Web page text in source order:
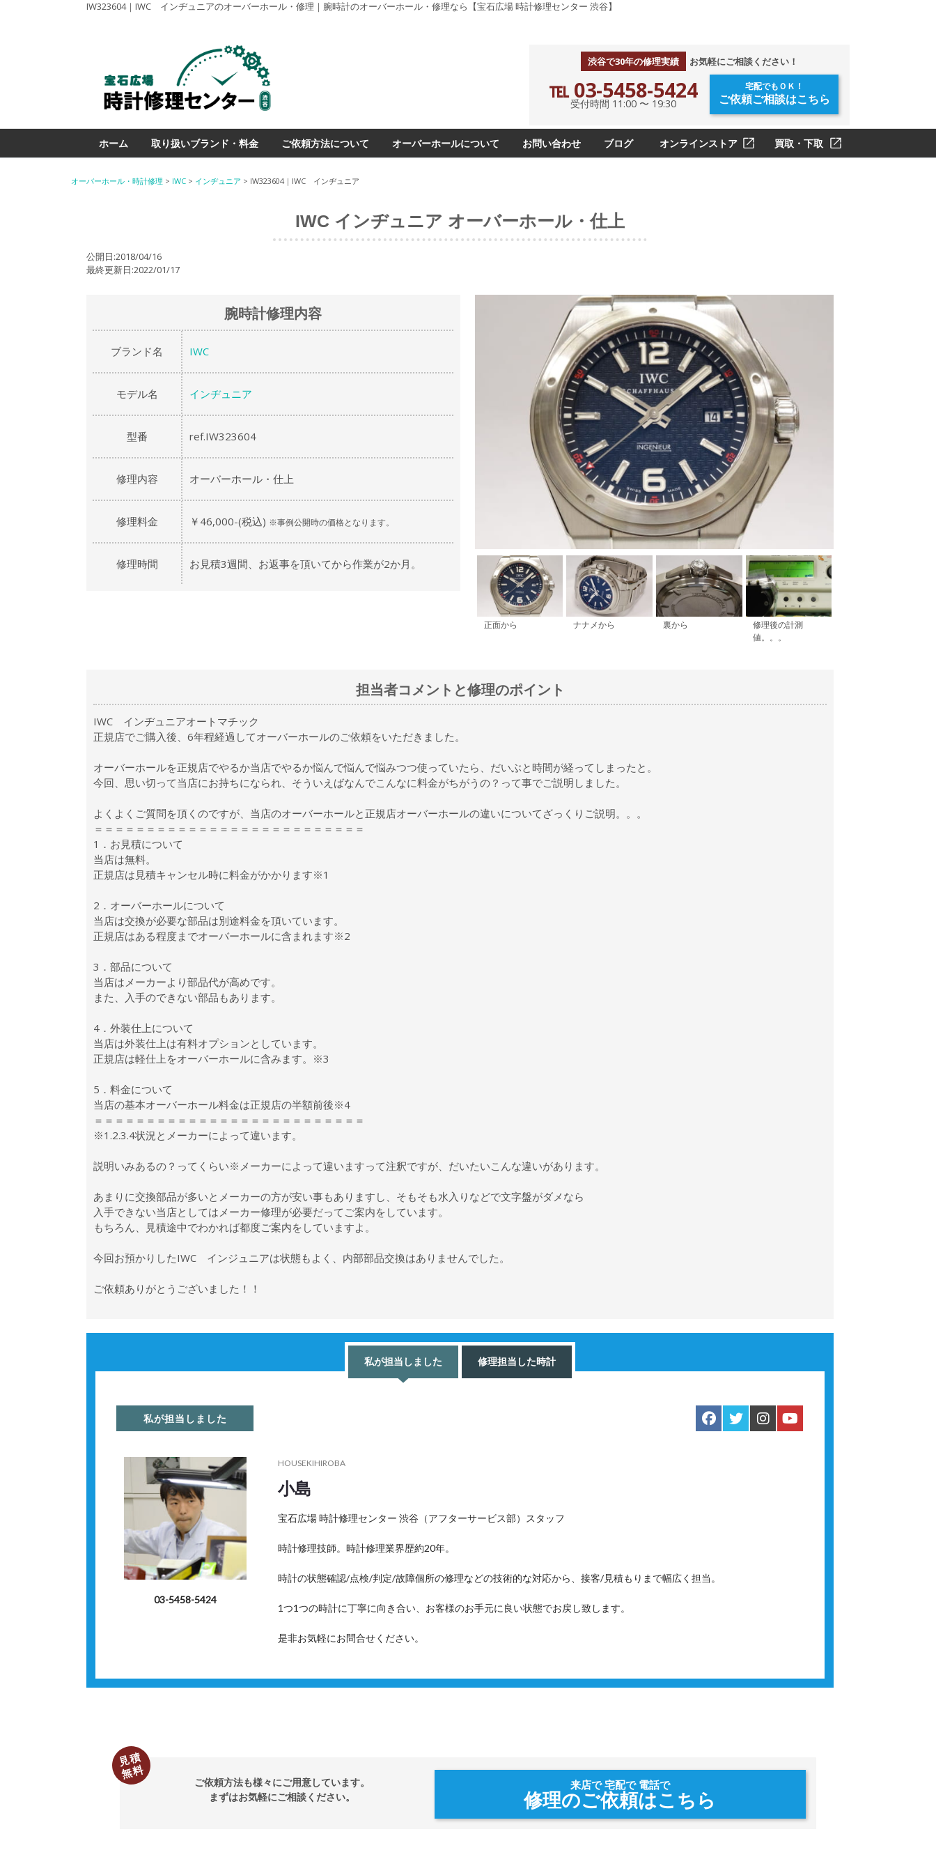
IW323604｜IWC インヂュニアのオーバーホール・修理｜腕時計のオーバーホール・修理なら【宝石広場 時計修理センター 渋谷】
渋谷で30年の修理実績 お気軽にご相談ください！
℡ 03-5458-5424
受付時間 11:00 〜 19:30
宅配でもＯＫ！
ご依頼ご相談はこちら
ホーム 取り扱いブランド・料金 ご依頼方法について オーバーホールについて お問い合わせ ブログ オンラインストア 買取・下取
オーバーホール・時計修理 > IWC > インヂュニア > IW323604｜IWC インヂュニア
IWC インヂュニア オーバーホール・仕上
公開日:2018/04/16
最終更新日:2022/01/17
腕時計修理内容
ブランド名 IWC
モデル名 インヂュニア
型番 ref.IW323604
修理内容 オーバーホール・仕上
修理料金 ￥46,000-(税込) ※事例公開時の価格となります。
修理時間 お見積3週間、お返事を頂いてから作業が2か月。
正面から ナナメから 裏から
修理後の計測
値。。。
担当者コメントと修理のポイント
IWC インヂュニアオートマチック
正規店でご購入後、6年程経過してオーバーホールのご依頼をいただきました。
オーバーホールを正規店でやるか当店でやるか悩んで悩んで悩みつつ使っていたら、だいぶと時間が経ってしまったと。
今回、思い切って当店にお持ちになられ、そういえばなんでこんなに料金がちがうの？って事でご説明しました。
よくよくご質問を頂くのですが、当店のオーバーホールと正規店オーバーホールの違いについてざっくりご説明。。。
＝＝＝＝＝＝＝＝＝＝＝＝＝＝＝＝＝＝＝＝＝＝＝＝＝＝
1．お見積について
当店は無料。
正規店は見積キャンセル時に料金がかかります※1
2．オーバーホールについて
当店は交換が必要な部品は別途料金を頂いています。
正規店はある程度までオーバーホールに含まれます※2
3．部品について
当店はメーカーより部品代が高めです。
また、入手のできない部品もあります。
4．外装仕上について
当店は外装仕上は有料オプションとしています。
正規店は軽仕上をオーバーホールに含みます。※3
5．料金について
当店の基本オーバーホール料金は正規店の半額前後※4
＝＝＝＝＝＝＝＝＝＝＝＝＝＝＝＝＝＝＝＝＝＝＝＝＝＝
※1.2.3.4状況とメーカーによって違います。
説明いみあるの？ってくらい※メーカーによって違いますって注釈ですが、だいたいこんな違いがあります。
あまりに交換部品が多いとメーカーの方が安い事もありますし、そもそも水入りなどで文字盤がダメなら
入手できない当店としてはメーカー修理が必要だってご案内をしています。
もちろん、見積途中でわかれば都度ご案内をしていますよ。
今回お預かりしたIWC インジュニアは状態もよく、内部部品交換はありませんでした。
ご依頼ありがとうございました！！
私が担当しました 修理担当した時計
私が担当しました
03-5458-5424
HOUSEKIHIROBA
小島
宝石広場 時計修理センター 渋谷（アフターサービス部）スタッフ
時計修理技師。時計修理業界歴約20年。
時計の状態確認/点検/判定/故障個所の修理などの技術的な対応から、接客/見積もりまで幅広く担当。
1つ1つの時計に丁寧に向き合い、お客様のお手元に良い状態でお戻し致します。
是非お気軽にお問合せください。
ご依頼方法も様々にご用意しています。
まずはお気軽にご相談ください。
来店で 宅配で 電話で
修理のご依頼はこちら
見積
無料